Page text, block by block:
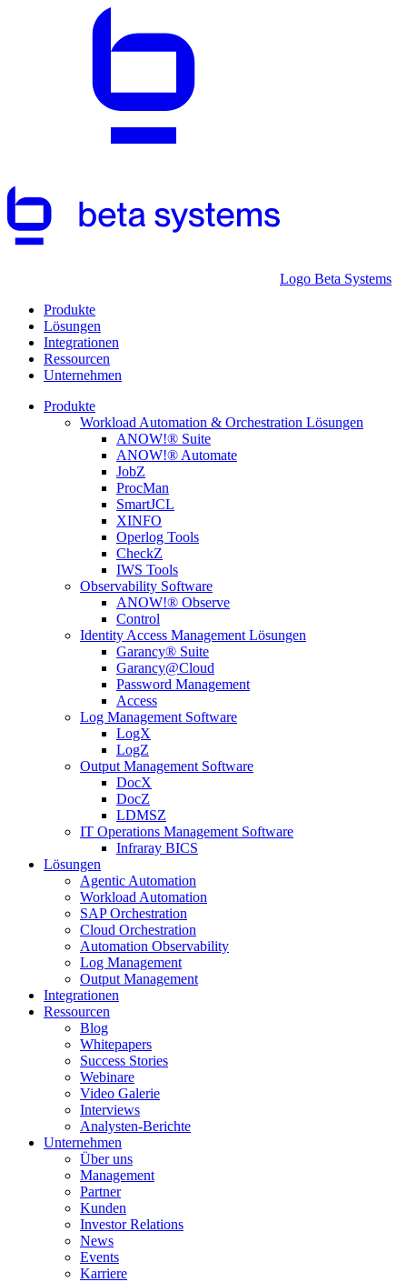
Logo Beta Systems
Produkte
Lösungen
Integrationen
Ressourcen
Unternehmen
Produkte
Workload Automation & Orchestration Lösungen
ANOW!® Suite
ANOW!® Automate
JobZ
ProcMan
SmartJCL
XINFO
Operlog Tools
CheckZ
IWS Tools
Observability Software
ANOW!® Observe
Control
Identity Access Management Lösungen
Garancy® Suite
Garancy@Cloud
Password Management
Access
Log Management Software
LogX
LogZ
Output Management Software
DocX
DocZ
LDMSZ
IT Operations Management Software
Infraray BICS
Lösungen
Agentic Automation
Workload Automation
SAP Orchestration
Cloud Orchestration
Automation Observability
Log Management
Output Management
Integrationen
Ressourcen
Blog
Whitepapers
Success Stories
Webinare
Video Galerie
Interviews
Analysten-Berichte
Unternehmen
Über uns
Management
Partner
Kunden
Investor Relations
News
Events
Karriere